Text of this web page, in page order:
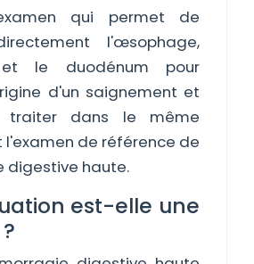
qui permet de
l'œsophage,
le duodénum pour
d'un saignement et
traiter dans le même
l'examen de référence de
digestive haute.
est-elle une